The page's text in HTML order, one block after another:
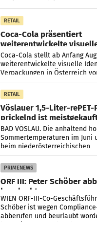
RETAIL
Coca-Cola präsentiert
weiterentwickelte
Markenidentität
Coca-Cola stellt ab Anfang
weiterentwickelte visuelle
Verpackungen in Österreich
Mittelpunkt des Redesigns
Gestaltungselemente
RETAIL
Vöslauer 1,5-Liter-rePET-
prickelnd ist
Österreichs
BAD VÖSLAU. Die anhaltend
Sommertemperaturen im Juni
beim niederösterreichischen
Getränkehersteller Vöslauer
Absatzzuwächsen geführt.
PRIMENEWS
ORF III: Peter Schöber
beurlaubt
WIEN ORF-III-Co-
Schöber ist wegen
abberufen und beurlaubt